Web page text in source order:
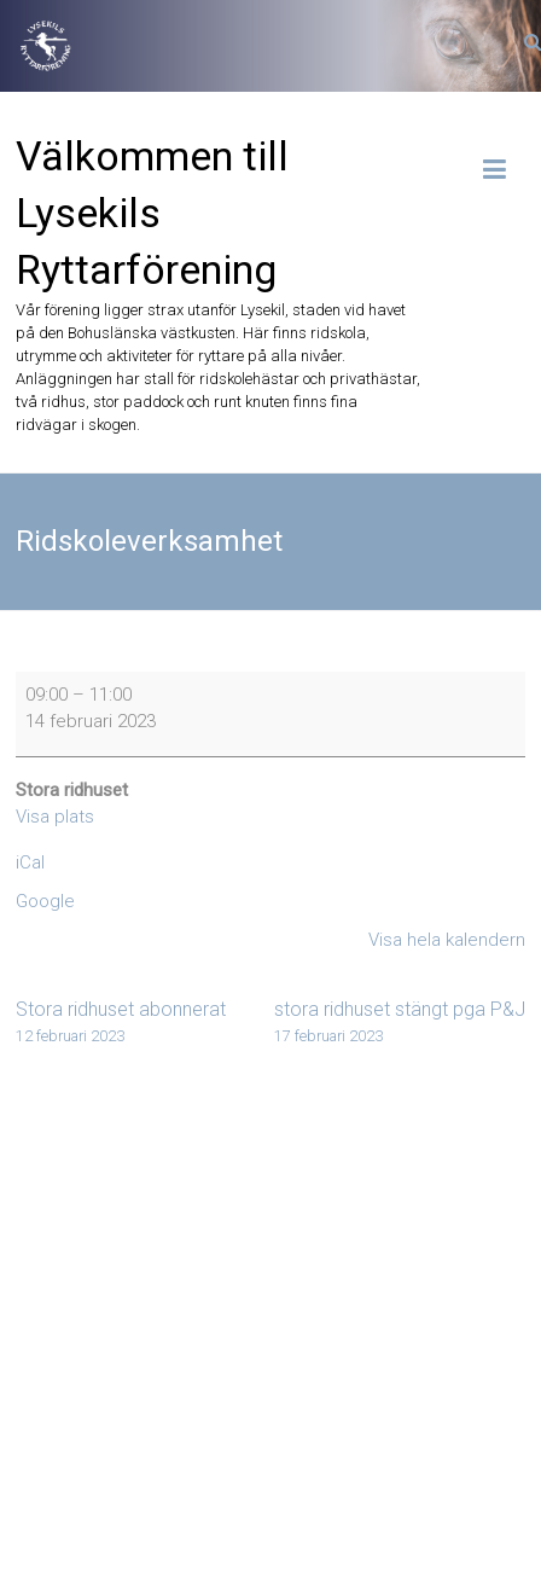
innehåll
Välkommen till
Lysekils
Ryttarförening
Vår förening ligger strax utanför Lysekil, staden vid havet
på den Bohuslänska västkusten. Här finns ridskola,
utrymme och aktiviteter för ryttare på alla nivåer.
Anläggningen har stall för ridskolehästar och privathästar,
två ridhus, stor paddock och runt knuten finns fina
ridvägar i skogen.
Ridskoleverksamhet
Ridskoleverksamhet
09:00 – 11:00
14 februari 2023
Stora ridhuset
Visa plats
iCal
Google
Visa hela kalendern
Stora ridhuset abonnerat
12 februari 2023
stora ridhuset stängt pga P&J
17 februari 2023